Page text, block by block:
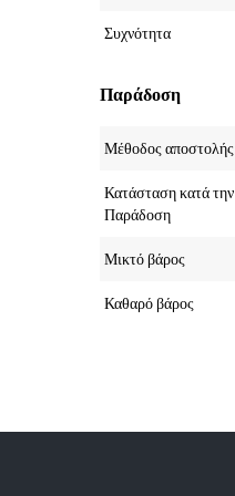
Συχνότητα
Παράδοση
Μέθοδος αποστολής
Κατάσταση κατά την
Παράδοση
Μικτό βάρος
Καθαρό βάρος